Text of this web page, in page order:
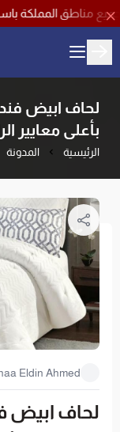
لحاف ابيض
بأعلى معايير
الرئيسية المدونة
Eldin Ahmed
لحاف ابيض